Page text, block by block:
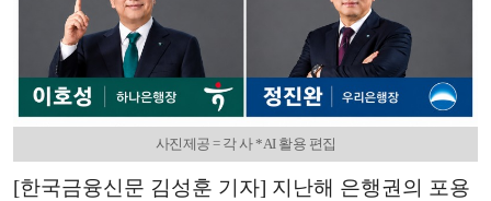
사진제공 = 각 사 *AI 활용 편집
[한국금융신문 김성훈 기자] 지난해 은행권의 포용